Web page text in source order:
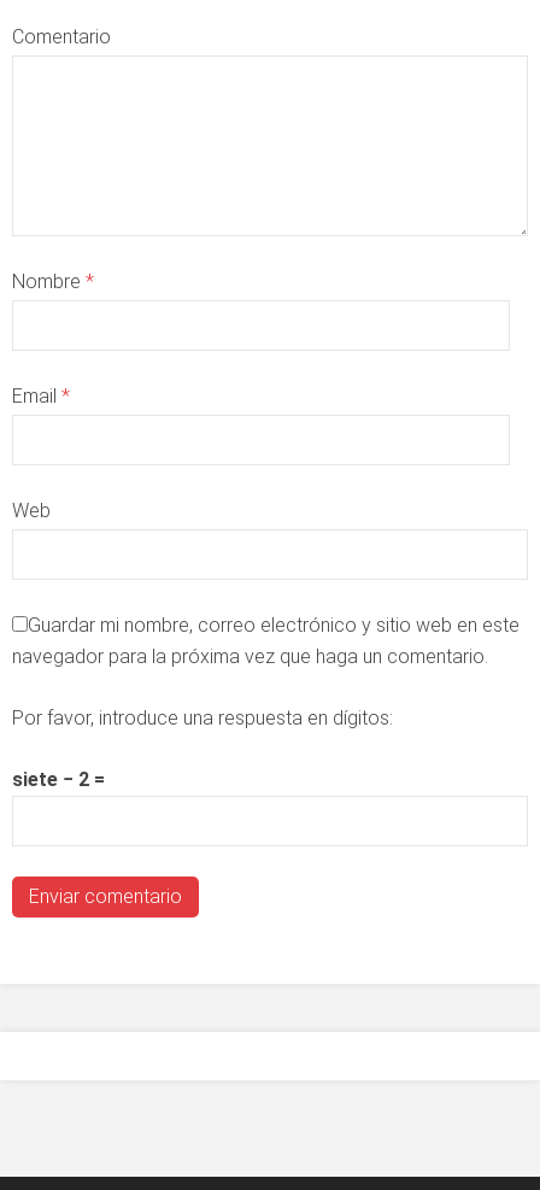
Comentario
Nombre *
Email *
Web
Guardar mi nombre, correo electrónico y sitio web en este
navegador para la próxima vez que haga un comentario.
Por favor, introduce una respuesta en dígitos:
siete − 2 =